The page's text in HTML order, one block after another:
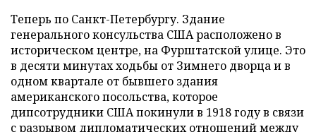
Теперь по Санкт-Петербургу. Здание
генерального консульства США расположено в
историческом центре, на Фурштатской улице. Это
в десяти минутах ходьбы от Зимнего дворца и в
одном квартале от бывшего здания
американского посольства, которое
дипсотрудники США покинули в 1918 году в связи
с разрывом дипломатических отношений между